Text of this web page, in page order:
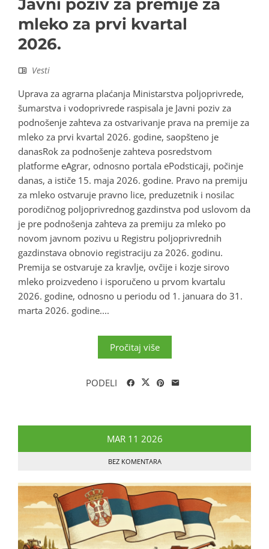
Javni poziv za premije za
mleko za prvi kvartal
2026.
Vesti
Uprava za agrarna plaćanja Ministarstva poljoprivrede,
šumarstva i vodoprivrede raspisala je Javni poziv za
podnošenje zahteva za ostvarivanje prava na premije za
mleko za prvi kvartal 2026. godine, saopšteno je
danasRok za podnošenje zahteva posredstvom
platforme eAgrar, odnosno portala ePodsticaji, počinje
danas, a ističe 15. maja 2026. godine. Pravo na premiju
za mleko ostvaruje pravno lice, preduzetnik i nosilac
porodičnog poljoprivrednog gazdinstva pod uslovom da
je pre podnošenja zahteva za premiju za mleko po
novom javnom pozivu u Registru poljoprivrednih
gazdinstava obnovio registraciju za 2026. godinu.
Premija se ostvaruje za kravlje, ovčije i kozje sirovo
mleko proizvedeno i isporučeno u prvom kvartalu
2026. godine, odnosno u periodu od 1. januara do 31.
marta 2026. godine....
Pročitaj više
PODELI
MAR 11 2026
BEZ KOMENTARA